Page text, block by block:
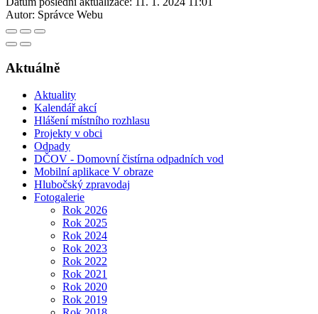
Autor: Správce Webu
Aktuálně
Aktuality
Kalendář akcí
Hlášení místního rozhlasu
Projekty v obci
Odpady
DČOV - Domovní čistírna odpadních vod
Mobilní aplikace V obraze
Hlubočský zpravodaj
Fotogalerie
Rok 2026
Rok 2025
Rok 2024
Rok 2023
Rok 2022
Rok 2021
Rok 2020
Rok 2019